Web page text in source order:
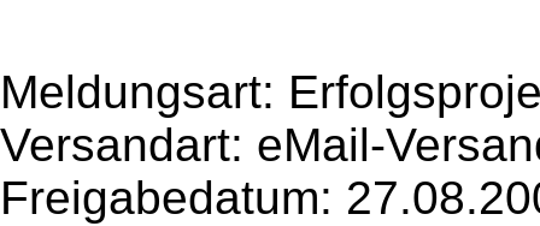
Meldungsart:
Versandart: eMail-
Freigabedatum: